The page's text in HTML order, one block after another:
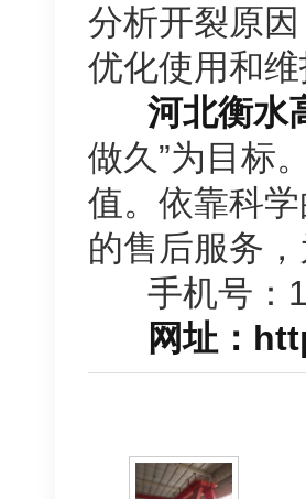
分析开裂原
优化使用和
河北衡水
做久”为目标
值。依靠科
的售后服务
手机号：
网址：